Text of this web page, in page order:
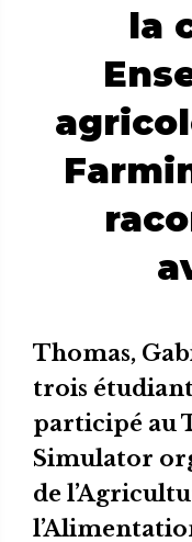
la
Thomas,
trois
participé au
Simulator
de